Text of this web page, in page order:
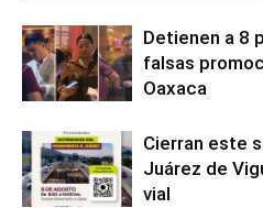
Detienen a 8
falsas
Oaxaca
Cierran este
Juárez de
vial